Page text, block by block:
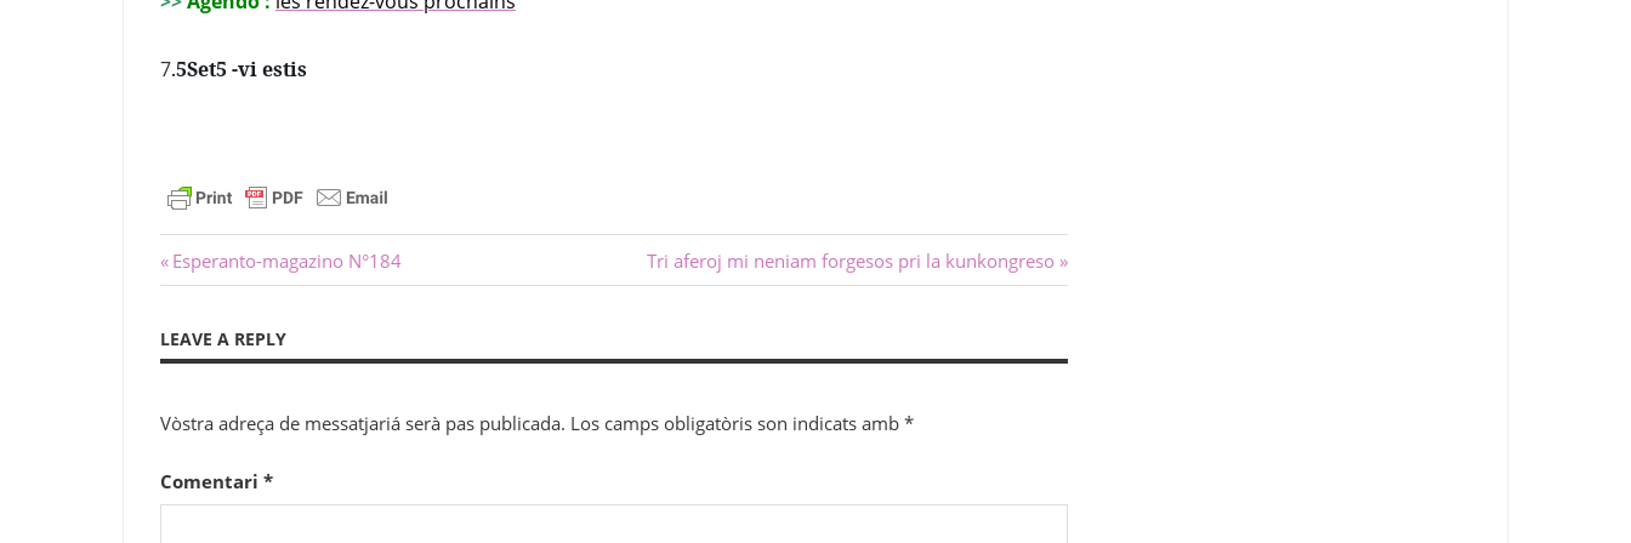
7.5Set5 -vi estis
Navigacion
articles
Previous
Post:
Esperanto-magazino N°184
Next
Post:
Tri aferoj mi neniam forgesos pri la kunkongreso
LEAVE A REPLY
Vòstra adreça de messatjariá serà pas publicada. Los camps obligatòris son indicats amb *
Comentari *